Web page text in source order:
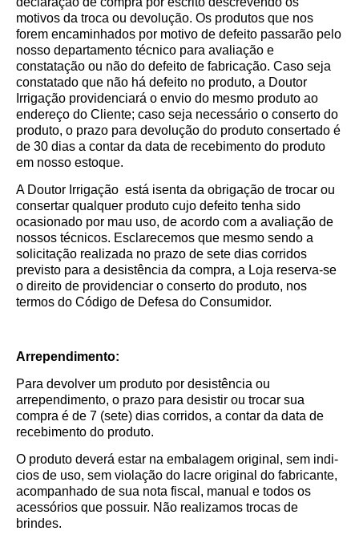
motivos da troca ou devolução. Os produtos que nos
forem encaminhados por motivo de defeito passarão pelo
nosso departamento técnico para avaliação e
constatação ou não do defeito de fabricação. Caso seja
constatado que não há defeito no produto, a Doutor
Irrigação providenciará o envio do mesmo produto ao
endereço do Cliente; caso seja necessário o conserto do
produto, o prazo para devolução do produto consertado é
de 30 dias a contar da data de recebimento do produto
em nosso estoque.
A Doutor Irrigação está isenta da obrigação de trocar ou
consertar qualquer produto cujo defeito tenha sido
ocasionado por mau uso, de acordo com a avaliação de
nossos técnicos. Esclarecemos que mesmo sendo a
solicitação realizada no prazo de sete dias corridos
previsto para a desistência da compra, a Loja reserva-se
o direito de providenciar o conserto do produto, nos
termos do Código de Defesa do Consumidor.
Arrependimento:
Para devolver um produto por desistência ou
arrependimento, o prazo para desistir ou trocar sua
compra é de 7 (sete) dias corridos, a contar da data de
recebimento do produto.
O produto deverá estar na embalagem original, sem indi­
cios de uso, sem violação do lacre original do fabricante,
acompanhado de sua nota fiscal, manual e todos os
acessórios que possuir. Não realizamos trocas de
brindes.